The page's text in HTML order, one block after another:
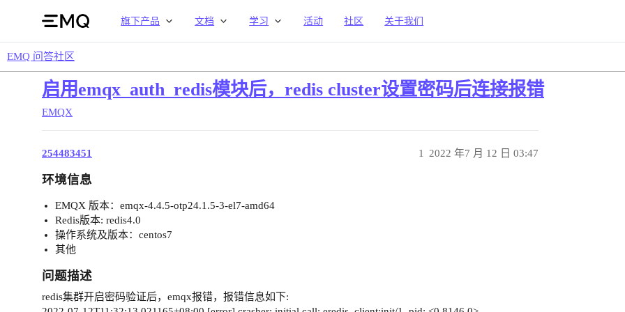
旗下产品 文档 学习 活动 社区 关于我们
EMQ 问答社区
启用emqx_auth_redis模块后，redis cluster设置密码后连接报错
EMQX
254483451 2022 年7 月 12 日 03:47
1
环境信息
EMQX 版本：emqx-4.4.5-otp24.1.5-3-el7-amd64
Redis版本: redis4.0
操作系统及版本：centos7
其他
问题描述
redis集群开启密码验证后，emqx报错，报错信息如下: